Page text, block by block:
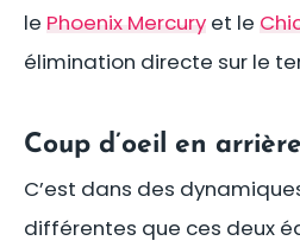
le Phoenix Mercury et le
élimination directe sur le
Coup d’oeil en
C’est dans des
différentes que ces deux